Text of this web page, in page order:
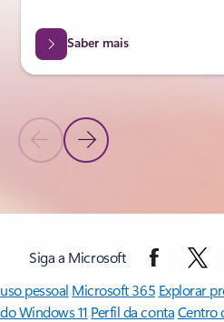
Diapositivo Anterior
Diapositivo Seguinte
Saber mais
Voltar aos controlos de navegação
Siga a Microsoft
Surface Pro Surface Laptop Copilot
uso pessoal Microsoft 365 Explorar
do Windows 11 Perfil da contaCentro